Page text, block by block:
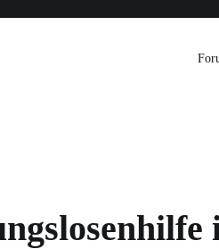
International